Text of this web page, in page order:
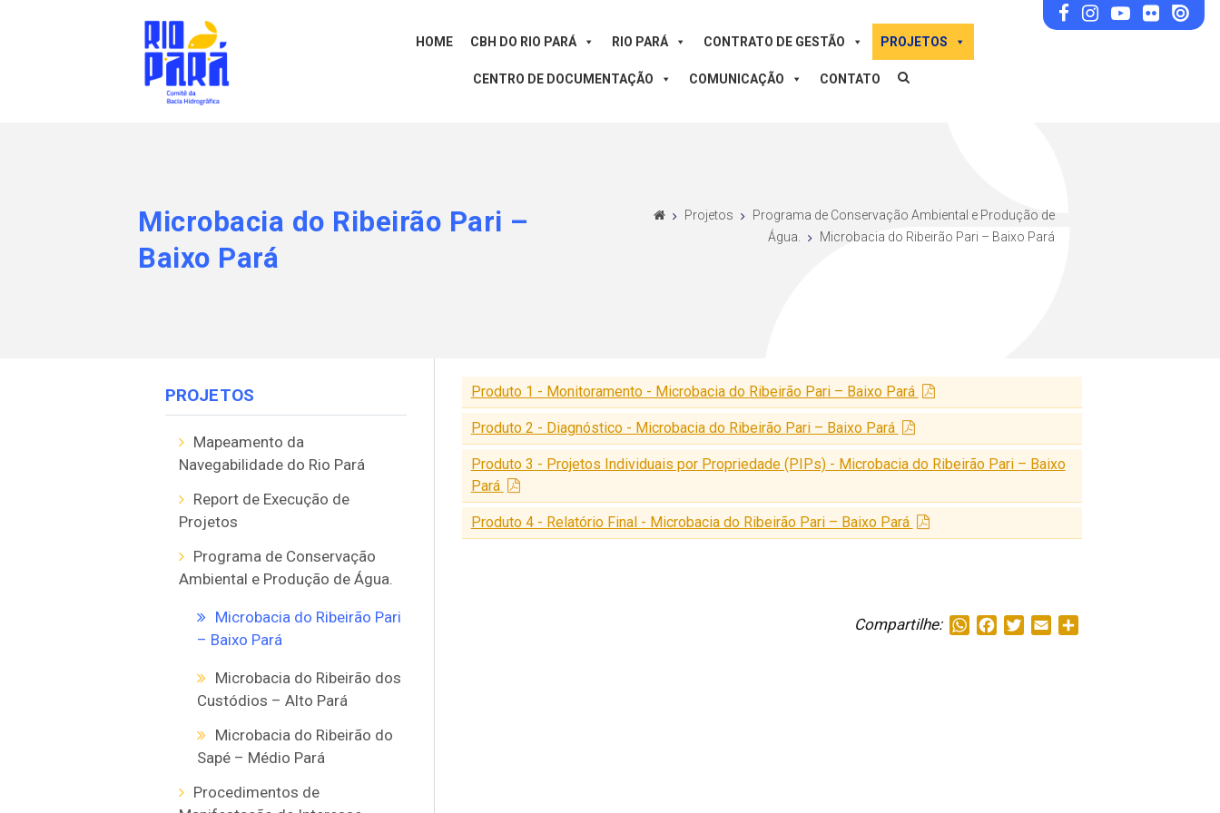
HOME CBH DO RIO PARÁ RIO PARÁ CONTRATO DE GESTÃO PROJETOS
CENTRO DE DOCUMENTAÇÃO COMUNICAÇÃO CONTATO
Microbacia do Ribeirão Pari –
Baixo Pará
Projetos
Programa de Conservação Ambiental e Produção de
Água.
Microbacia do Ribeirão Pari – Baixo Pará
PROJETOS
Mapeamento da
Navegabilidade do Rio Pará
Report de Execução de
Projetos
Programa de Conservação
Ambiental e Produção de Água.
Microbacia do Ribeirão Pari
– Baixo Pará
Microbacia do Ribeirão dos
Custódios – Alto Pará
Microbacia do Ribeirão do
Sapé – Médio Pará
Procedimentos de
Produto 1 - Monitoramento - Microbacia do Ribeirão Pari – Baixo Pará
Produto 2 - Diagnóstico - Microbacia do Ribeirão Pari – Baixo Pará
Produto 3 - Projetos Individuais por Propriedade (PIPs) - Microbacia do Ribeirão Pari – Baixo
Pará
Produto 4 - Relatório Final - Microbacia do Ribeirão Pari – Baixo Pará
Compartilhe: WhatsApp
FacebookTwitterEmail